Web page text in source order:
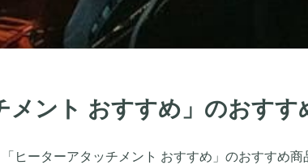
メント おすすめ」のおす
ヒーターアタッチメント おすすめ」のおすすめ商